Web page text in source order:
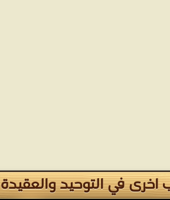
في التوحيد والعقيدة